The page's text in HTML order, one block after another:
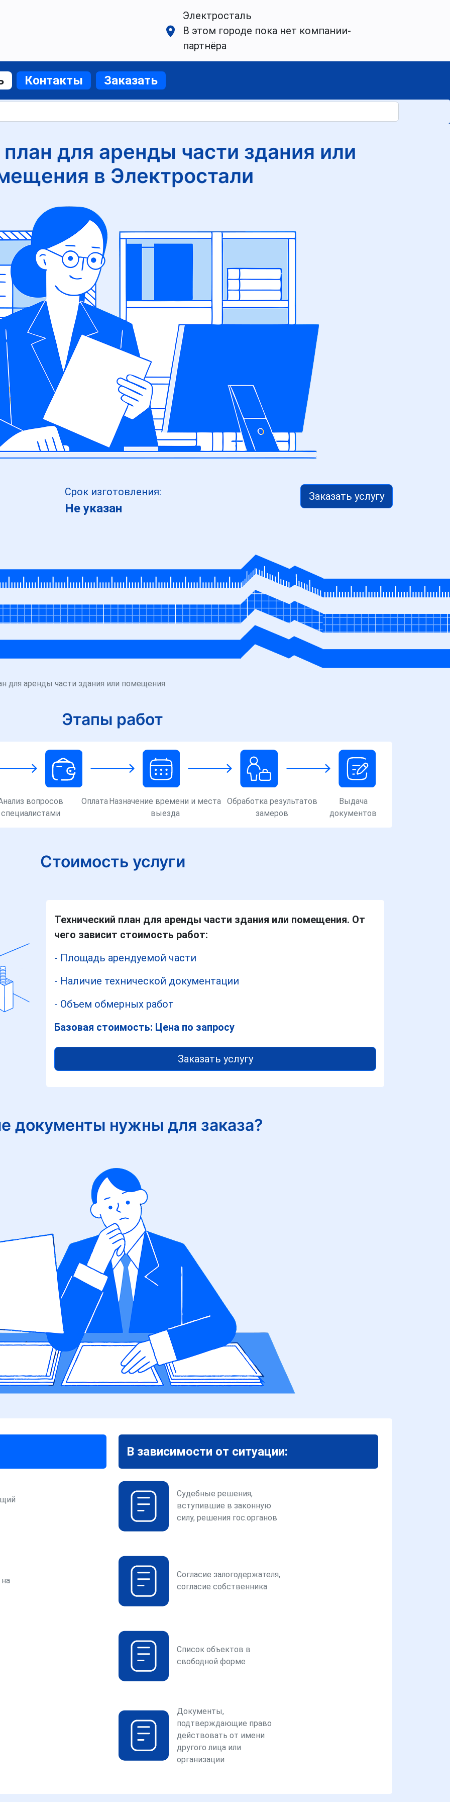
Электросталь
В этом городе пока нет компании-
партнёра
Контакты Заказать
для аренды части здания или
в Электростали
Срок изготовления:
Не указан
Заказать услугу
для аренды части здания или помещения
Этапы работ
вопросов
специалистами
ОплатаНазначение времени и места
выезда
Обработка результатов
замеров
Выдача
документов
Стоимость услуги
Технический план для аренды части здания или помещения. От
чего зависит стоимость работ:
- Площадь арендуемой части
- Наличие технической документации
- Объем обмерных работ
Базовая стоимость: Цена по запросу
Заказать услугу
документы нужны для заказа?
В зависимости от ситуации:
Судебные решения,
вступившие в законную
силу, решения гос.органов
Согласие залогодержателя,
согласие собственника
Список объектов в
свободной форме
Документы,
подтверждающие право
действовать от имени
другого лица или
организации